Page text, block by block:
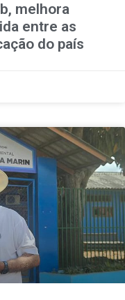
melhora
entre as
do país